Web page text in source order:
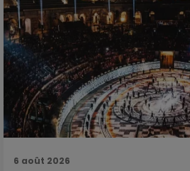
6 août 2026